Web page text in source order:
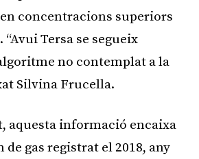
concentracions superiors
“Avui Tersa se segueix
no contemplat a la
Silvina Frucella.
aquesta informació encaixa
de gas registrat el 2018, any